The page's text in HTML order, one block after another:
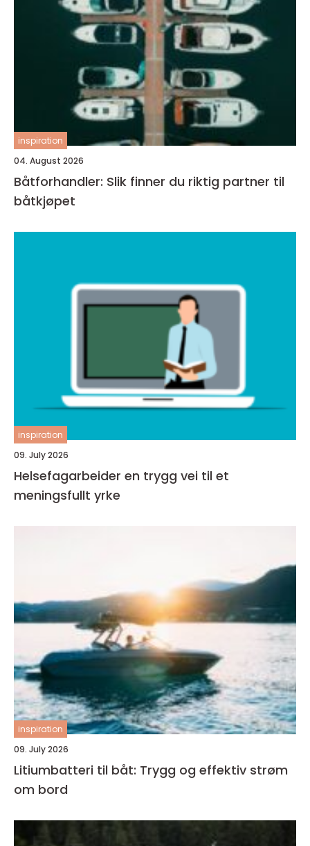
inspiration
04. August 2026
Båtforhandler: Slik finner du riktig partner til
båtkjøpet
inspiration
09. July 2026
Helsefagarbeider en trygg vei til et
meningsfullt yrke
inspiration
09. July 2026
Litiumbatteri til båt: Trygg og effektiv strøm
om bord